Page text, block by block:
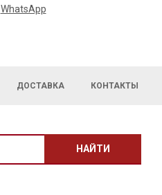
WhatsApp
ДОСТАВКА КОНТАКТЫ
НАЙТИ